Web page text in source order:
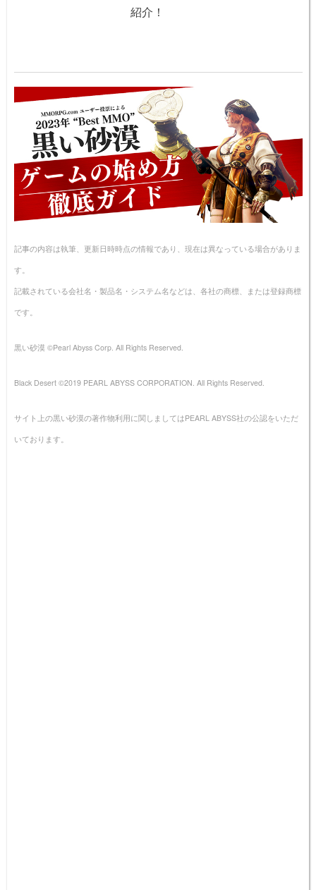
紹介！
記事の内容は執筆、更新日時時点の情報であり、現在は異なっている場合がありま
す。
記載されている会社名・製品名・システム名などは、各社の商標、または登録商標
です。
黒い砂漠 ©Pearl Abyss Corp. All Rights Reserved.
Black Desert ©2019 PEARL ABYSS CORPORATION. All Rights Reserved.
サイト上の黒い砂漠の著作物利用に関しましてはPEARL ABYSS社の公認をいただ
いております。